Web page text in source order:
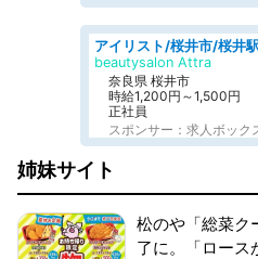
アイリスト/桜井市/桜井
beautysalon Attra
奈良県 桜井市
時給1,200円～1,500円
正社員
スポンサー：求人ボック
姉妹サイト
松のや「総菜ク
了に。「ロース